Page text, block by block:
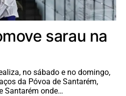
sarau na
no sábado e no domingo,
da Póvoa de Santarém,
Santarém onde…